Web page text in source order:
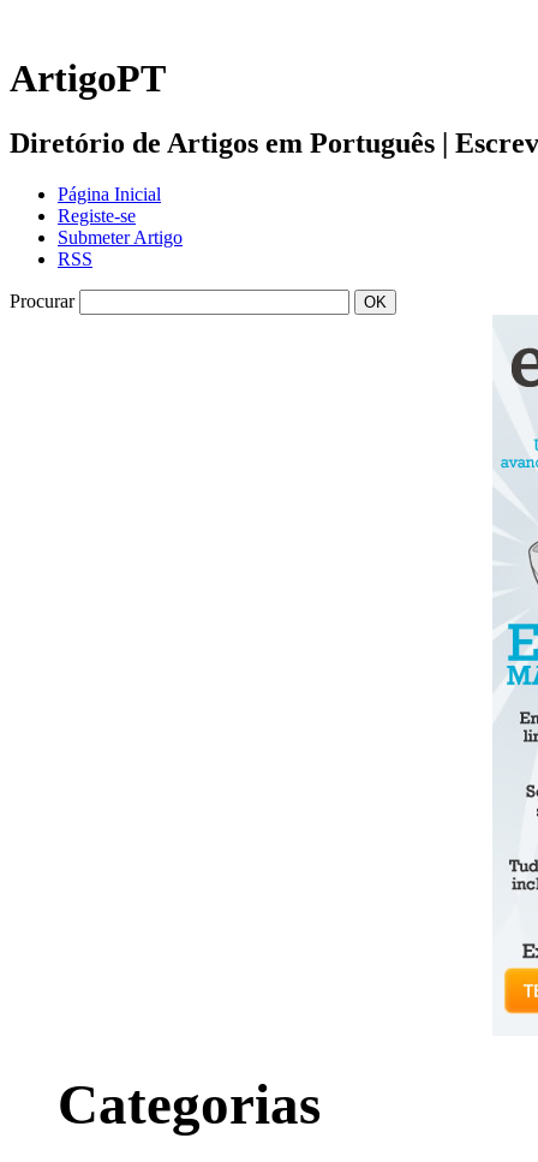
ArtigoPT
Diretório de Artigos em Português |
Página Inicial
Registe-se
Submeter Artigo
RSS
Procurar
Categorias